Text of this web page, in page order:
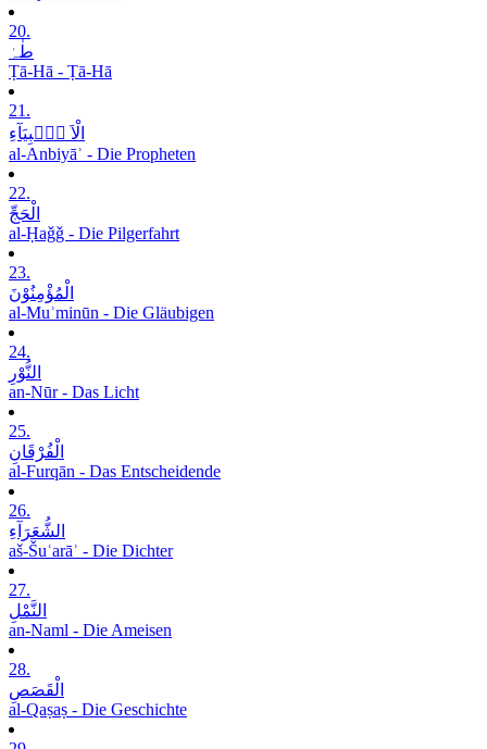
20.
طٰہٰ
Ṭā-Hā - Ṭā-Hā
21.
الْاَ نۡۢبِیَآءِ
al-Anbiyāʾ - Die Propheten
22.
الْحَجِّ
al-Ḥaǧǧ - Die Pilgerfahrt
23.
الْمُؤْمِنُوْنَ
al-Muʾminūn - Die Gläubigen
24.
النُّوْرِ
an-Nūr - Das Licht
25.
الْفُرْقَانِ
al-Furqān - Das Entscheidende
26.
الشُّعَرَآءِ
aš-Šuʿarāʾ - Die Dichter
27.
النَّمْلِ
an-Naml - Die Ameisen
28.
الْقَصَصِ
al-Qaṣaṣ - Die Geschichte